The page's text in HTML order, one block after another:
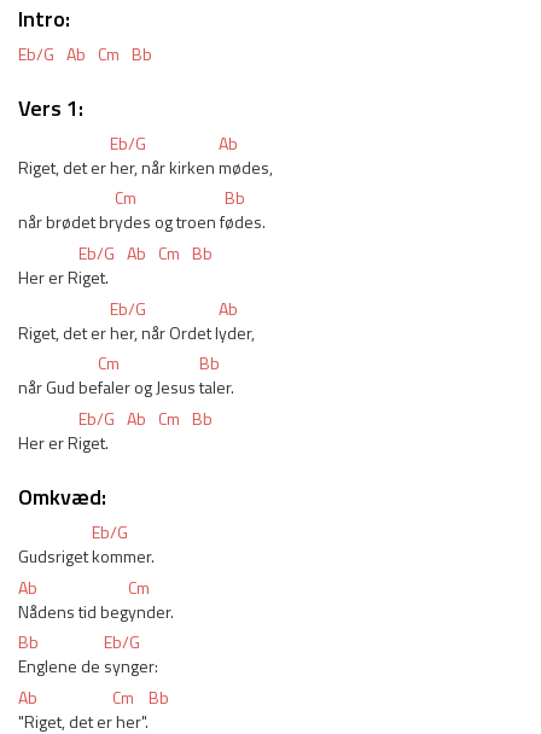
Intro:
Eb/G Ab Cm Bb
Vers 1:
Eb/G
Ab
Riget, det er her, når kirken mødes,
Cm
Bb
når brødet brydes og troen fødes.
Eb/G Ab Cm Bb
Her er Riget.
Eb/G
Ab
Riget, det er her, når Ordet lyder,
Cm
Bb
når Gud befaler og Jesus taler.
Eb/G Ab Cm Bb
Her er Riget.
Omkvæd:
Eb/G
Gudsriget kommer.
Ab
Cm
Nådens tid begynder.
Bb
Eb/G
Englene de synger:
Ab
Cm
Bb
"Riget, det er her".